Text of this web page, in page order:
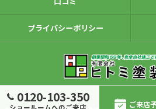
0120-103-350 ご来店
プライバシーポリシー